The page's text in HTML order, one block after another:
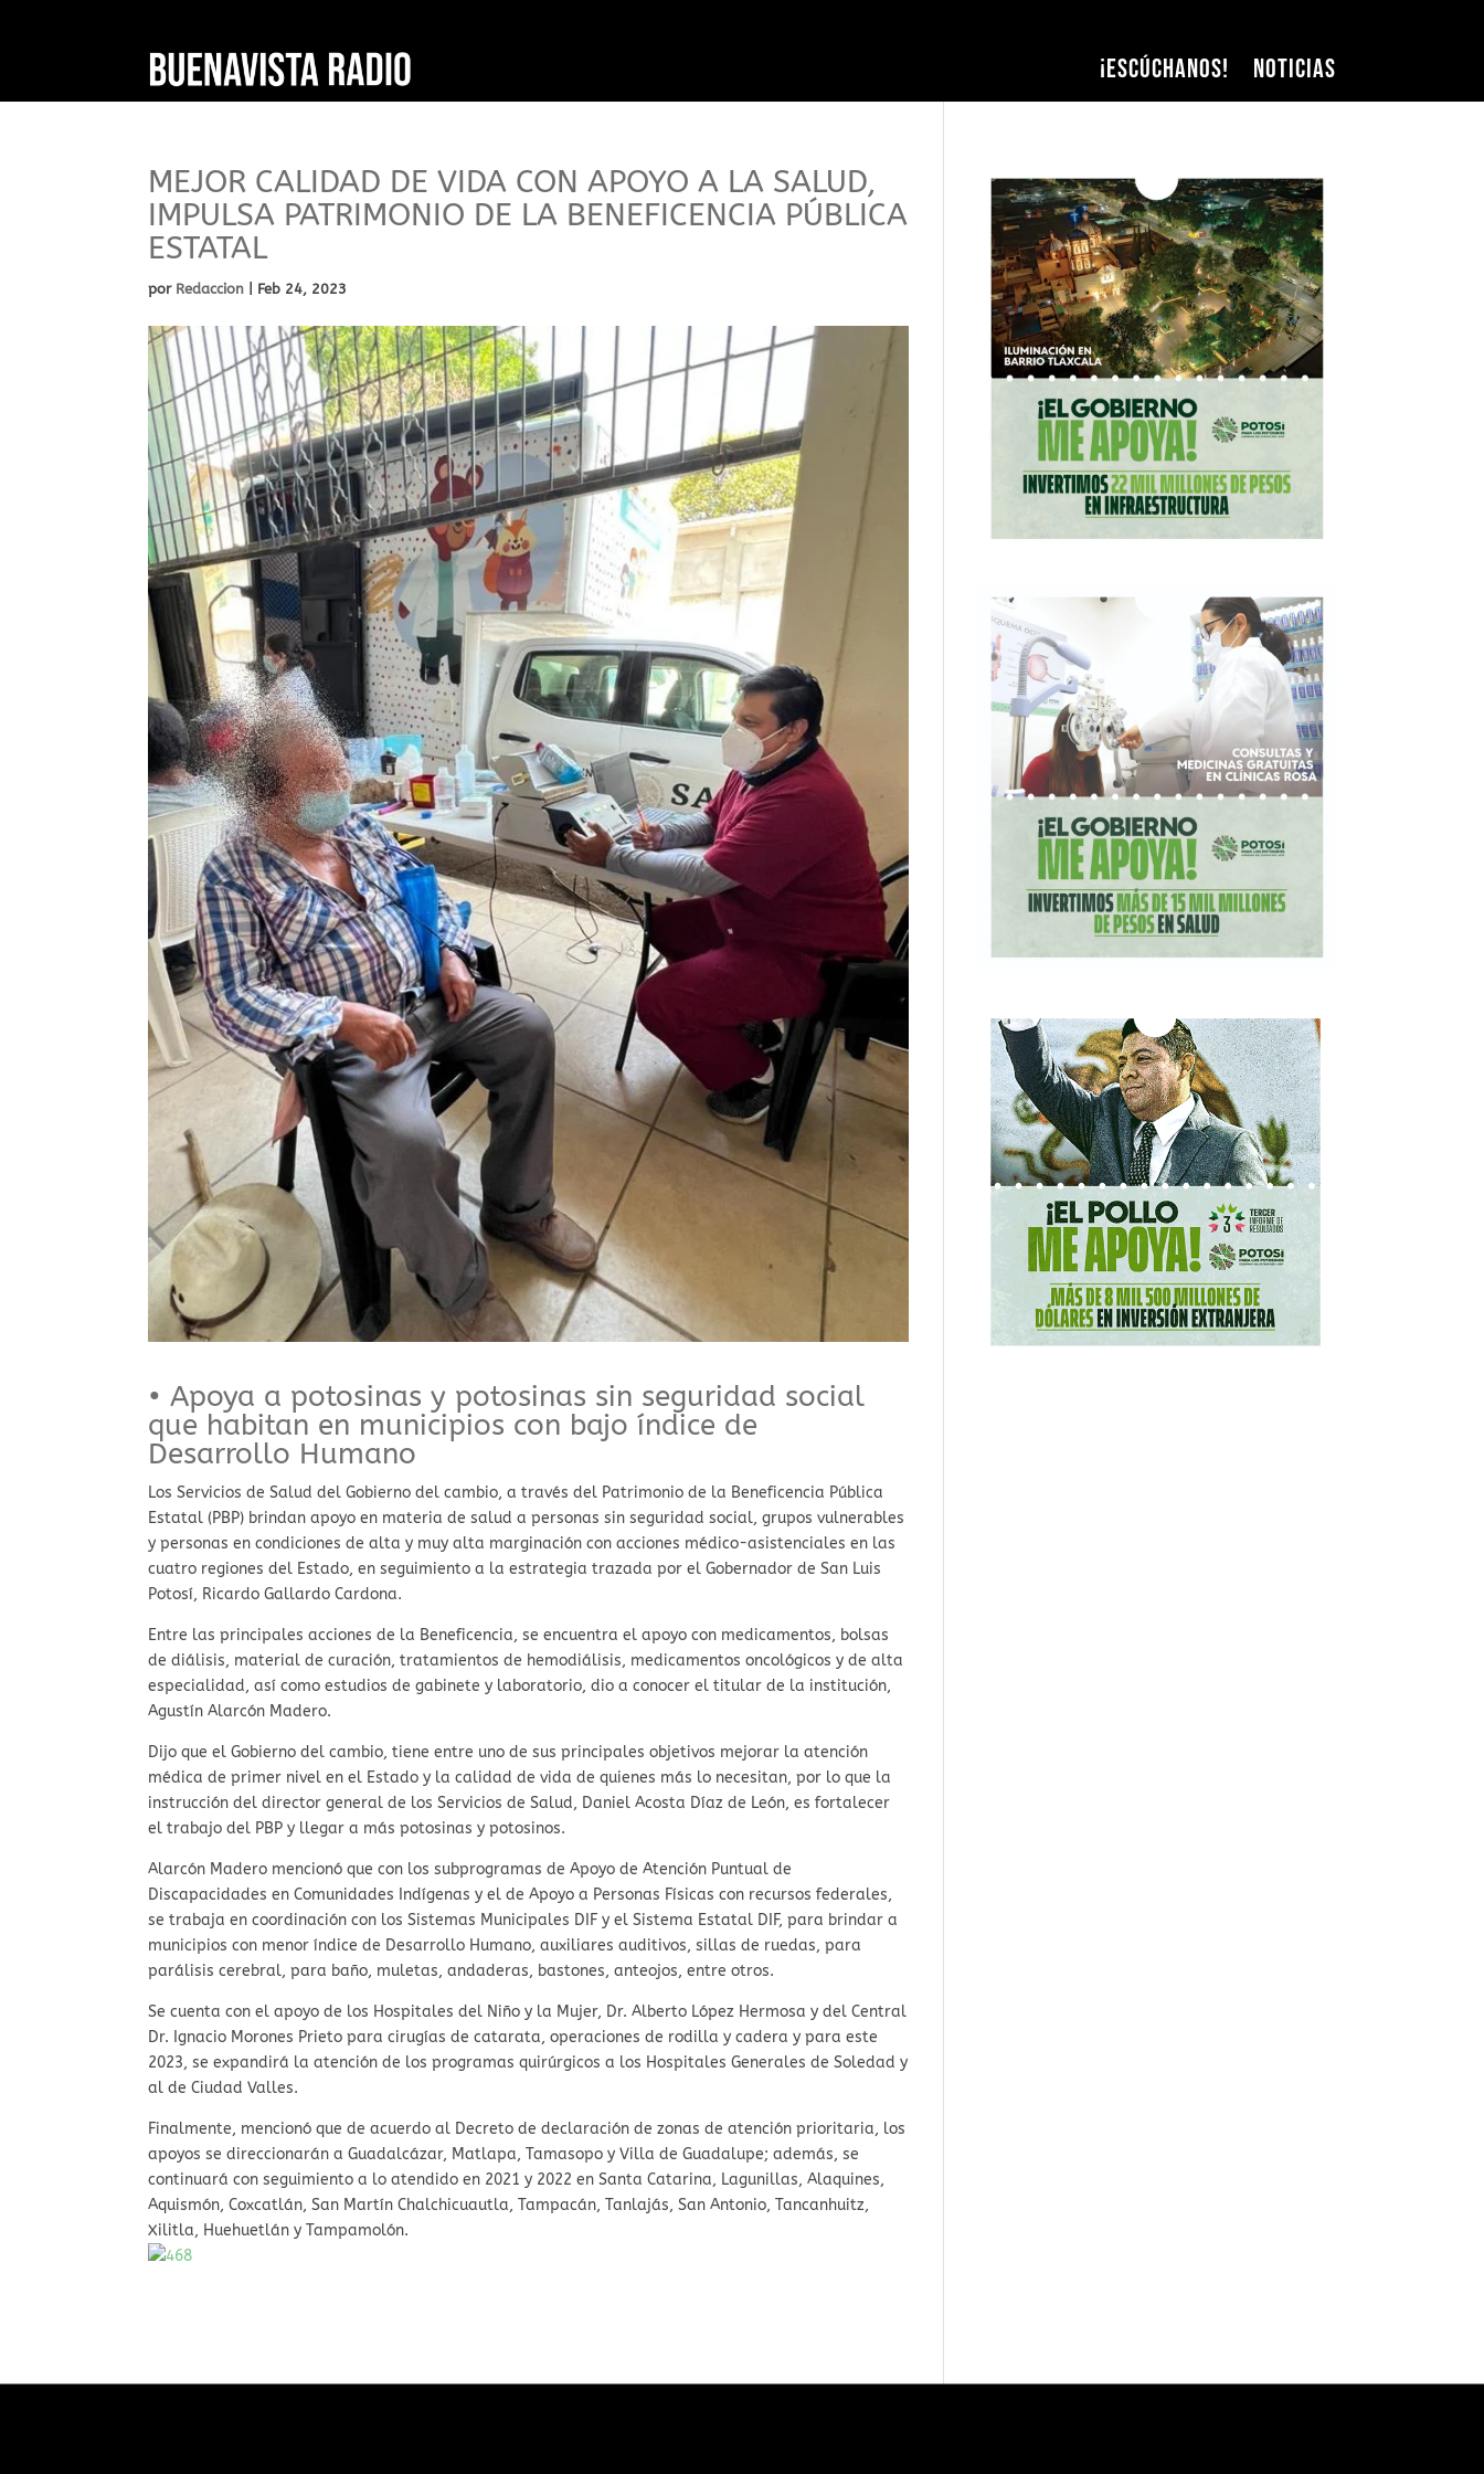
¡Escúchanos! Noticias
MEJOR CALIDAD DE VIDA CON APOYO A LA SALUD,
IMPULSA PATRIMONIO DE LA BENEFICENCIA PÚBLICA
ESTATAL
por Redaccion Feb 24, 2023
• Apoya a potosinas y potosinas sin seguridad social
que habitan en municipios con bajo índice de
Desarrollo Humano
Los Servicios de Salud del Gobierno del cambio, a través del Patrimonio de la Beneficencia Pública
Estatal (PBP) brindan apoyo en materia de salud a personas sin seguridad social, grupos vulnerables
y personas en condiciones de alta y muy alta marginación con acciones médico-asistenciales en las
cuatro regiones del Estado, en seguimiento a la estrategia trazada por el Gobernador de San Luis
Potosí, Ricardo Gallardo Cardona.
Entre las principales acciones de la Beneficencia, se encuentra el apoyo con medicamentos, bolsas
de diálisis, material de curación, tratamientos de hemodiálisis, medicamentos oncológicos y de alta
especialidad, así como estudios de gabinete y laboratorio, dio a conocer el titular de la institución,
Agustín Alarcón Madero.
Dijo que el Gobierno del cambio, tiene entre uno de sus principales objetivos mejorar la atención
médica de primer nivel en el Estado y la calidad de vida de quienes más lo necesitan, por lo que la
instrucción del director general de los Servicios de Salud, Daniel Acosta Díaz de León, es fortalecer
el trabajo del PBP y llegar a más potosinas y potosinos.
Alarcón Madero mencionó que con los subprogramas de Apoyo de Atención Puntual de
Discapacidades en Comunidades Indígenas y el de Apoyo a Personas Físicas con recursos federales,
se trabaja en coordinación con los Sistemas Municipales DIF y el Sistema Estatal DIF, para brindar a
municipios con menor índice de Desarrollo Humano, auxiliares auditivos, sillas de ruedas, para
parálisis cerebral, para baño, muletas, andaderas, bastones, anteojos, entre otros.
Se cuenta con el apoyo de los Hospitales del Niño y la Mujer, Dr. Alberto López Hermosa y del Central
Dr. Ignacio Morones Prieto para cirugías de catarata, operaciones de rodilla y cadera y para este
2023, se expandirá la atención de los programas quirúrgicos a los Hospitales Generales de Soledad y
al de Ciudad Valles.
Finalmente, mencionó que de acuerdo al Decreto de declaración de zonas de atención prioritaria, los
apoyos se direccionarán a Guadalcázar, Matlapa, Tamasopo y Villa de Guadalupe; además, se
continuará con seguimiento a lo atendido en 2021 y 2022 en Santa Catarina, Lagunillas, Alaquines,
Aquismón, Coxcatlán, San Martín Chalchicuautla, Tampacán, Tanlajás, San Antonio, Tancanhuitz,
Xilitla, Huehuetlán y Tampamolón.